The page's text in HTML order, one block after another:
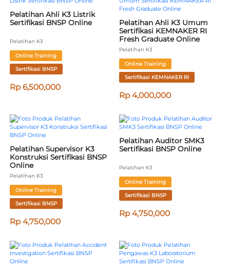
Pelatihan Ahli K3 Listrik
Sertifikasi BNSP Online
Pelatihan K3
Online Training
Sertifikasi BNSP
Rp 6,500,000
Pelatihan Ahli K3 Umum
Sertifikasi KEMNAKER RI
Fresh Graduate Online
Pelatihan K3
Online Training
Sertifikasi KEMNAKER RI
Rp 4,000,000
Pelatihan Supervisor K3
Konstruksi Sertifikasi BNSP
Online
Pelatihan K3
Online Training
Sertifikasi BNSP
Rp 4,750,000
Pelatihan Auditor SMK3
Sertifikasi BNSP Online
Pelatihan K3
Online Training
Sertifikasi BNSP
Rp 4,750,000